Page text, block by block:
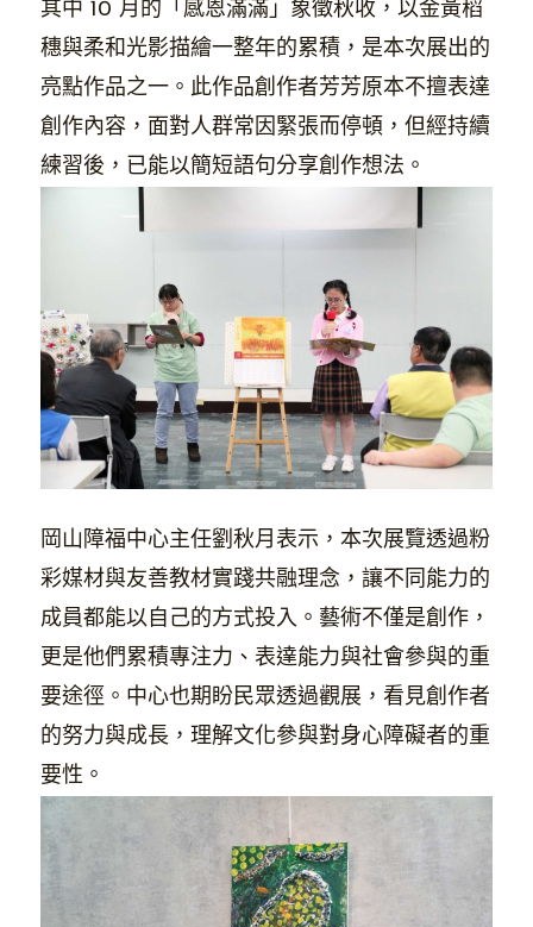
其中 10 月的「感恩滿滿」象徵秋收，以金黃稻
穗與柔和光影描繪一整年的累積，是本次展出的
亮點作品之一。此作品創作者芳芳原本不擅表達
創作內容，面對人群常因緊張而停頓，但經持續
練習後，已能以簡短語句分享創作想法。
岡山障福中心主任劉秋月表示，本次展覽透過粉
彩媒材與友善教材實踐共融理念，讓不同能力的
成員都能以自己的方式投入。藝術不僅是創作，
更是他們累積專注力、表達能力與社會參與的重
要途徑。中心也期盼民眾透過觀展，看見創作者
的努力與成長，理解文化參與對身心障礙者的重
要性。